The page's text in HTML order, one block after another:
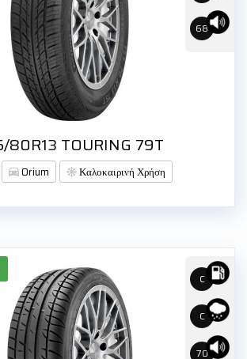
68
80R13 TOURING 79T
Orium Καλοκαιρινή Χρήση
C
C
70